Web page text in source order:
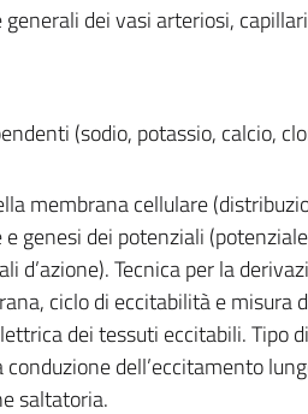
dei vasi arteriosi,
(sodio, potassio, calcio,
membrana cellulare
genesi dei potenziali
d’azione). Tecnica per la
ciclo di eccitabilità e misura
dei tessuti eccitabili. Tipo
conduzione dell’eccitamento
saltatoria.